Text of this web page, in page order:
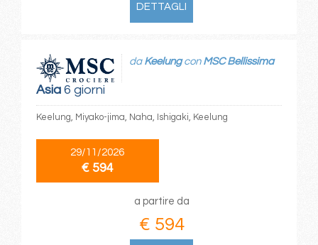
DETTAGLI
Asia6 giorni
da Keelungcon MSC Bellissima
Keelung, Miyako-jima, Naha, Ishigaki, Keelung
29/11/2026
€ 594
a partire da
€ 594